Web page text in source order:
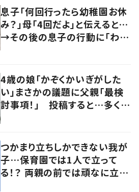
息子「何回行ったら幼稚園お休
み？」母「4回だよ」と伝えると…
→その後の息子の行動に「わか
4歳の娘「かぞくかいぎがした
い」まさかの議題に父親「最検
討事項！」 投稿すると…多くの
つかまり立ちしかできない我が
子…保育園では1人で立って
る！？ 両親の前では頑なに立た